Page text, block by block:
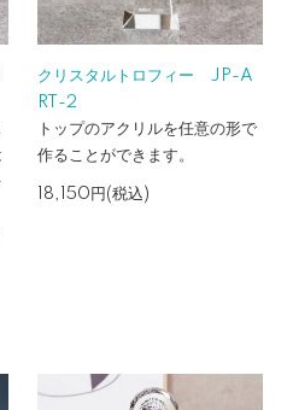
クリスタルトロフィー JP-A
RT-2
トップのアクリルを任意の形で
作ることができます。
18,150円(税込)